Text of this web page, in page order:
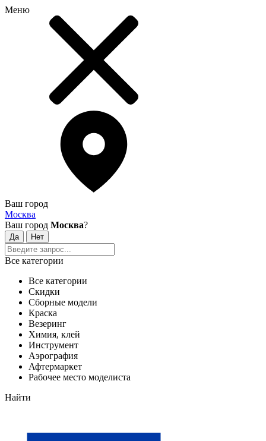
Меню
Ваш город
Москва
Ваш город Москва?
Все категории
Все категории
Скидки
Сборные модели
Краска
Везеринг
Химия, клей
Инструмент
Аэрография
Афтермаркет
Рабочее место моделиста
Найти